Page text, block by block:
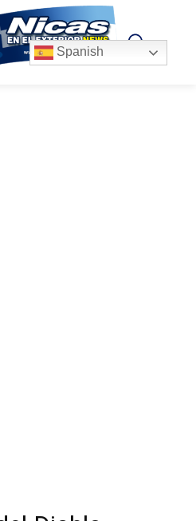
Spanish